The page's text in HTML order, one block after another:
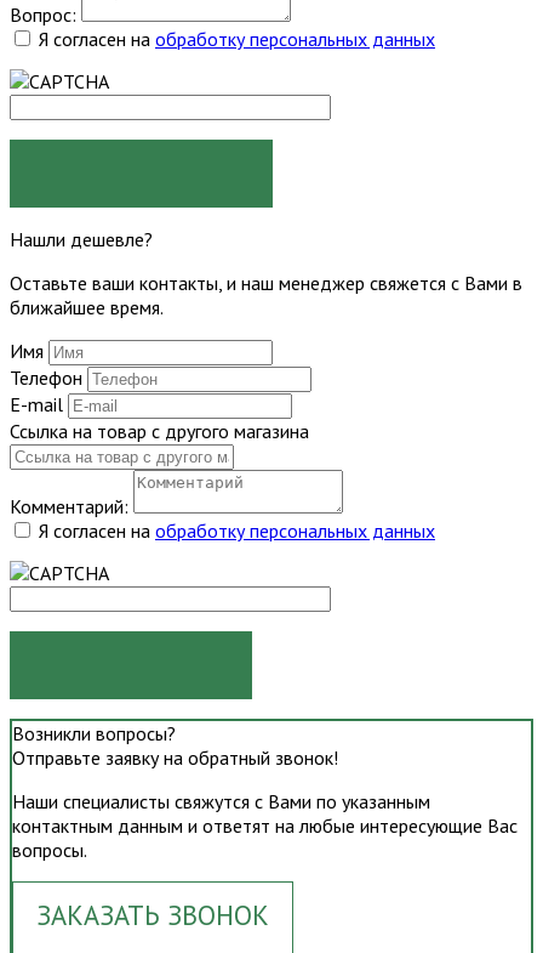
Вопрос:
Я согласен на обработку персональных данных
Нашли дешевле?
Оставьте ваши контакты, и наш менеджер свяжется с Вами в
ближайшее время.
Имя
Телефон
E-mail
Ссылка на товар с другого магазина
Комментарий:
Я согласен на обработку персональных данных
Возникли вопросы?
Отправьте заявку на обратный звонок!
Наши специалисты свяжутся с Вами по указанным
контактным данным и ответят на любые интересующие Вас
вопросы.
ЗАКАЗАТЬ ЗВОНОК